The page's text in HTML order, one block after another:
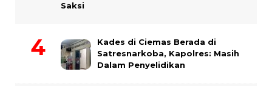
Saksi
Kades di Ciemas Berada di
Satresnarkoba, Kapolres: Masih
Dalam Penyelidikan